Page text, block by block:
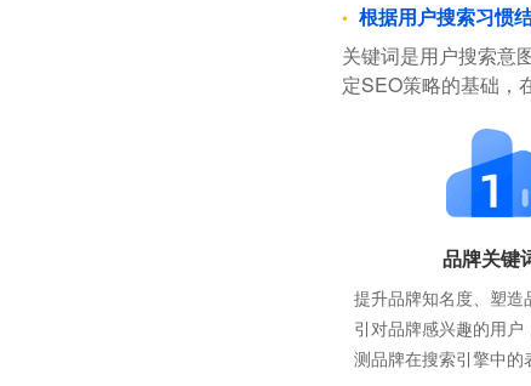
根据用户搜索习惯
关键词是用户搜索意
定SEO策略的基础，
品牌关键
提升品牌知名度、塑造
引对品牌感兴趣的用户
测品牌在搜索引擎中的